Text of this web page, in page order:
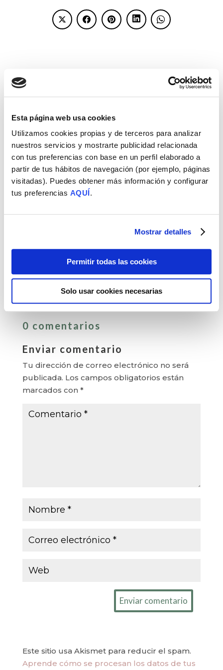
Esta página web usa cookies
Utilizamos cookies propias y de terceros para analizar
nuestros servicios y mostrarte publicidad relacionada
con tus preferencias con base en un perfil elaborado a
partir de tus hábitos de navegación (por ejemplo, páginas
visitadas). Puedes obtener más información y configurar
tus preferencias AQUÍ.
Mostrar detalles
Permitir todas las cookies
Solo usar cookies necesarias
Hola, soy María José y estoy aquí
para ayudarte si sientes que la
infertilidad te está robando tu
¿Conectamos?
0 comentarios
Enviar comentario
Tu dirección de correo electrónico no será
publicada. Los campos obligatorios están
marcados con *
Enviar comentario
Este sitio usa Akismet para reducir el spam.
Aprende cómo se procesan los datos de tus